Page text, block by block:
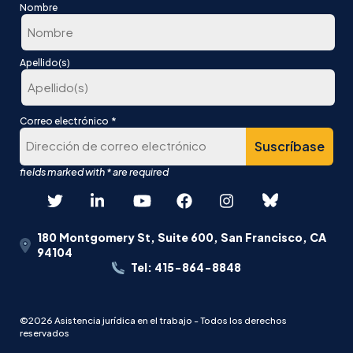
Nombre
En
lugar
Apellido(s)
Última
Correo electrónico *
180 Montgomery St, Suite 600, San Francisco, CA
94104
Tel: 415-864-8848
©2026 Asistencia jurídica en el trabajo - Todos los derechos
reservados